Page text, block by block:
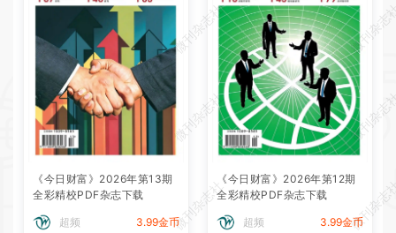
《今日财富》2026年第13期
全彩精校PDF杂志下载
超频 3.99金币
《今日财富》2026年第12期
全彩精校PDF杂志下载
超频 3.99金币
微刊杂志社
微刊杂
微刊杂志社
微刊杂
微刊杂志社
微刊杂